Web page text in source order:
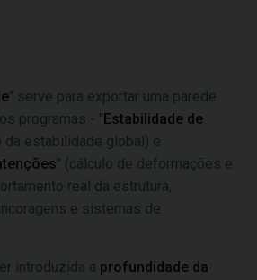
" serve para exportar uma parede
programas - "Estabilidade de
da estabilidade global) e
" (cálculo de deformações e
real da estrutura,
e sistemas de
introduzida a profundidade da